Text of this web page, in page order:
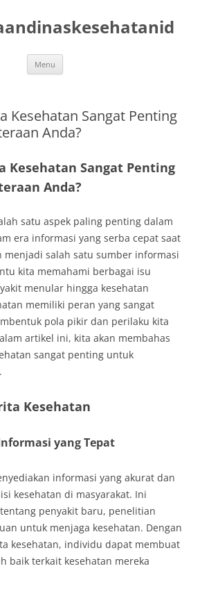
Menu
Kesehatan Sangat Penting
Anda?
Kesehatan Sangat Penting
Anda?
satu aspek paling penting dalam
era informasi yang serba cepat saat
menjadi salah satu sumber informasi
kita memahami berbagai isu
menular hingga kesehatan
memiliki peran yang sangat
pola pikir dan perilaku kita
artikel ini, kita akan membahas
sangat penting untuk
Kesehatan
yang Tepat
informasi yang akurat dan
kesehatan di masyarakat. Ini
penyakit baru, penelitian
untuk menjaga kesehatan. Dengan
kesehatan, individu dapat membuat
baik terkait kesehatan mereka